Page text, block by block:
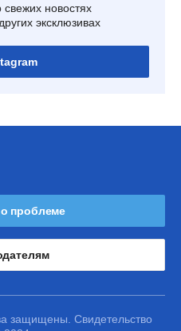
новостях
эксклюзивах
проблеме
защищены. Свидетельство